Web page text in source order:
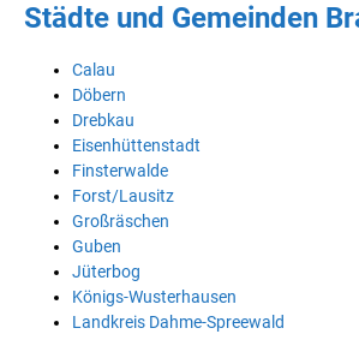
Städte und Gemeinden
Calau
Döbern
Drebkau
Eisenhüttenstadt
Finsterwalde
Forst/Lausitz
Großräschen
Guben
Jüterbog
Königs-Wusterhausen
Landkreis Dahme-Spreewald